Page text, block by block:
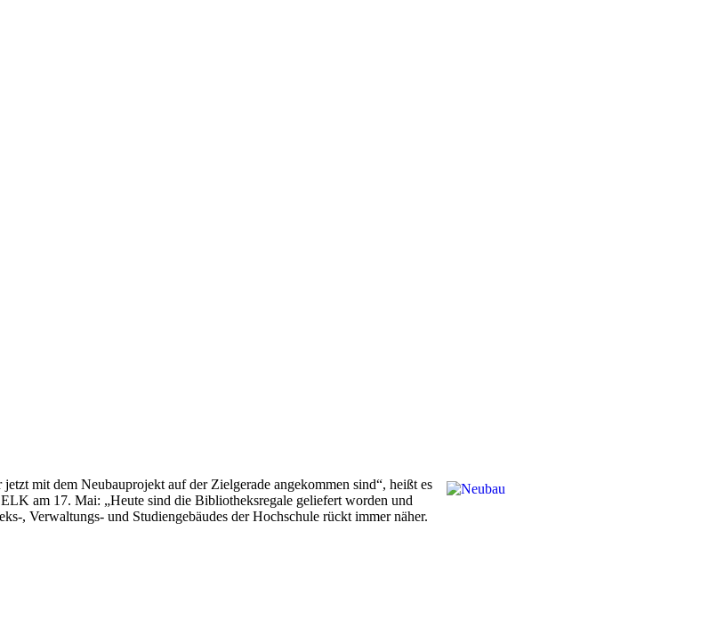
mit dem Neubauprojekt auf der Zielgerade angekommen sind“, heißt es
am 17. Mai: „Heute sind die Bibliotheksregale geliefert worden und
, Verwaltungs- und Studiengebäudes der Hochschule rückt immer näher.